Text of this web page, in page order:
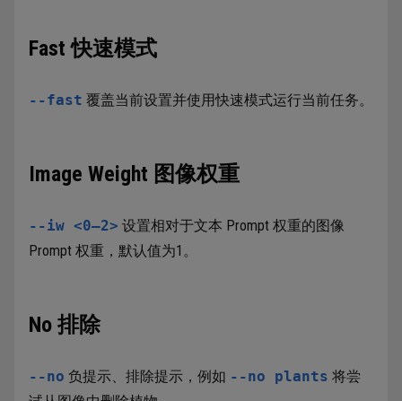
Fast 快速模式
--fast 覆盖当前设置并使用快速模式运行当前任务。
Image Weight 图像权重
--iw <0–2> 设置相对于文本 Prompt 权重的图像
Prompt 权重，默认值为1。
No 排除
--no 负提示、排除提示，例如 --no plants 将尝